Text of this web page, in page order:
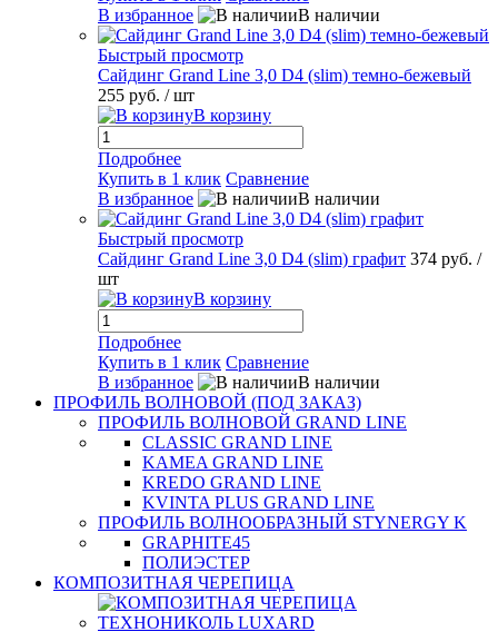
В избранное
В наличии
Быстрый просмотр
Сайдинг Grand Line 3,0 D4 (slim) темно-бежевый
255 руб. / шт
В корзину
Подробнее
Купить в 1 клик Сравнение
В избранное
В наличии
Быстрый просмотр
Сайдинг Grand Line 3,0 D4 (slim) графит 374 руб. /
шт
В корзину
Подробнее
Купить в 1 клик Сравнение
В избранное
В наличии
ПРОФИЛЬ ВОЛНОВОЙ (ПОД ЗАКАЗ)
ПРОФИЛЬ ВОЛНОВОЙ GRAND LINE
CLASSIC GRAND LINE
KAMEA GRAND LINE
KREDO GRAND LINE
KVINTA PLUS GRAND LINE
ПРОФИЛЬ ВОЛНООБРАЗНЫЙ STYNERGY K
GRAPHITE45
ПОЛИЭСТЕР
КОМПОЗИТНАЯ ЧЕРЕПИЦА